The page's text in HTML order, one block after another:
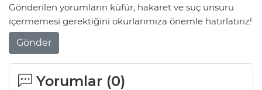
Gönderilen yorumların küfür, hakaret ve suç unsuru
içermemesi gerektiğini okurlarımıza önemle hatırlatırız!
Gönder
Yorumlar (0)